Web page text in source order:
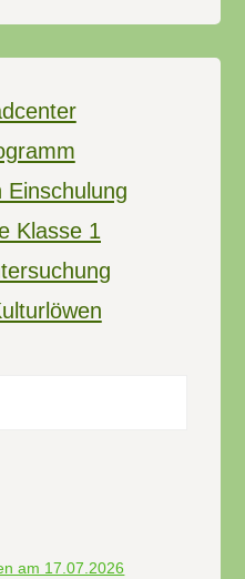
Einschulung
Klasse 1
am 17.07.2026